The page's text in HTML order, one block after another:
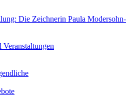
Die Zeichnerin Paula Modersohn-
Veranstaltungen